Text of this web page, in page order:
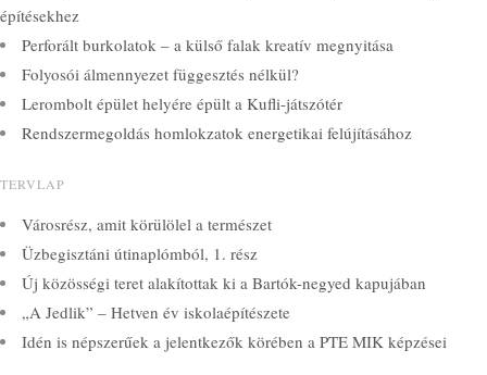
építésekhez
Perforált burkolatok – a külső falak kreatív megnyitása
Folyosói álmennyezet függesztés nélkül?
Lerombolt épület helyére épült a Kufli-játszótér
Rendszermegoldás homlokzatok energetikai felújításához
TERVLAP
Városrész, amit körülölel a természet
Üzbegisztáni útinaplómból, 1. rész
Új közösségi teret alakítottak ki a Bartók-negyed kapujában
„A Jedlik” – Hetven év iskolaépítészete
Idén is népszerűek a jelentkezők körében a PTE MIK képzései